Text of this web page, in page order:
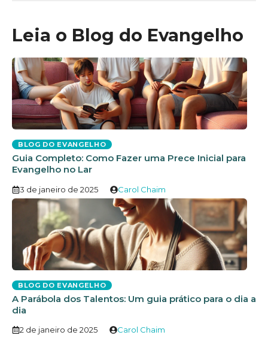
Leia o Blog do Evangelho
BLOG DO EVANGELHO
Guia Completo: Como Fazer uma Prece Inicial para
Evangelho no Lar
3 de janeiro de 2025 Carol Chaim
BLOG DO EVANGELHO
A Parábola dos Talentos: Um guia prático para o dia a
dia
2 de janeiro de 2025 Carol Chaim